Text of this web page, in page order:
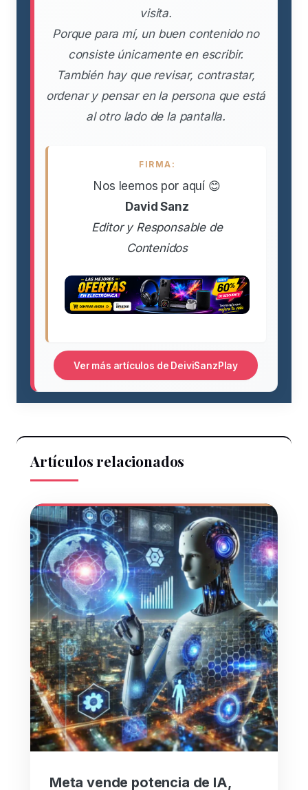
visita.
Porque para mí, un buen contenido no
consiste únicamente en escribir.
También hay que revisar, contrastar,
ordenar y pensar en la persona que está
al otro lado de la pantalla.
FIRMA:
Nos leemos por aquí 😊
David Sanz
Editor y Responsable de
Contenidos
Ver más artículos de DeiviSanzPlay
Artículos relacionados
Meta vende potencia de IA,